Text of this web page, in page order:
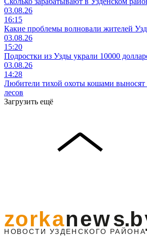
03.08.26
16:15
Какие проблемы волновали жителей
03.08.26
15:20
Подростки из Узды украли 10000
03.08.26
14:28
Любители тихой охоты кошами выносят
лесов
Загрузить ещё